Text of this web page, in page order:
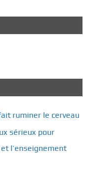
ruminer le cerveau
sérieux pour
l’enseignement